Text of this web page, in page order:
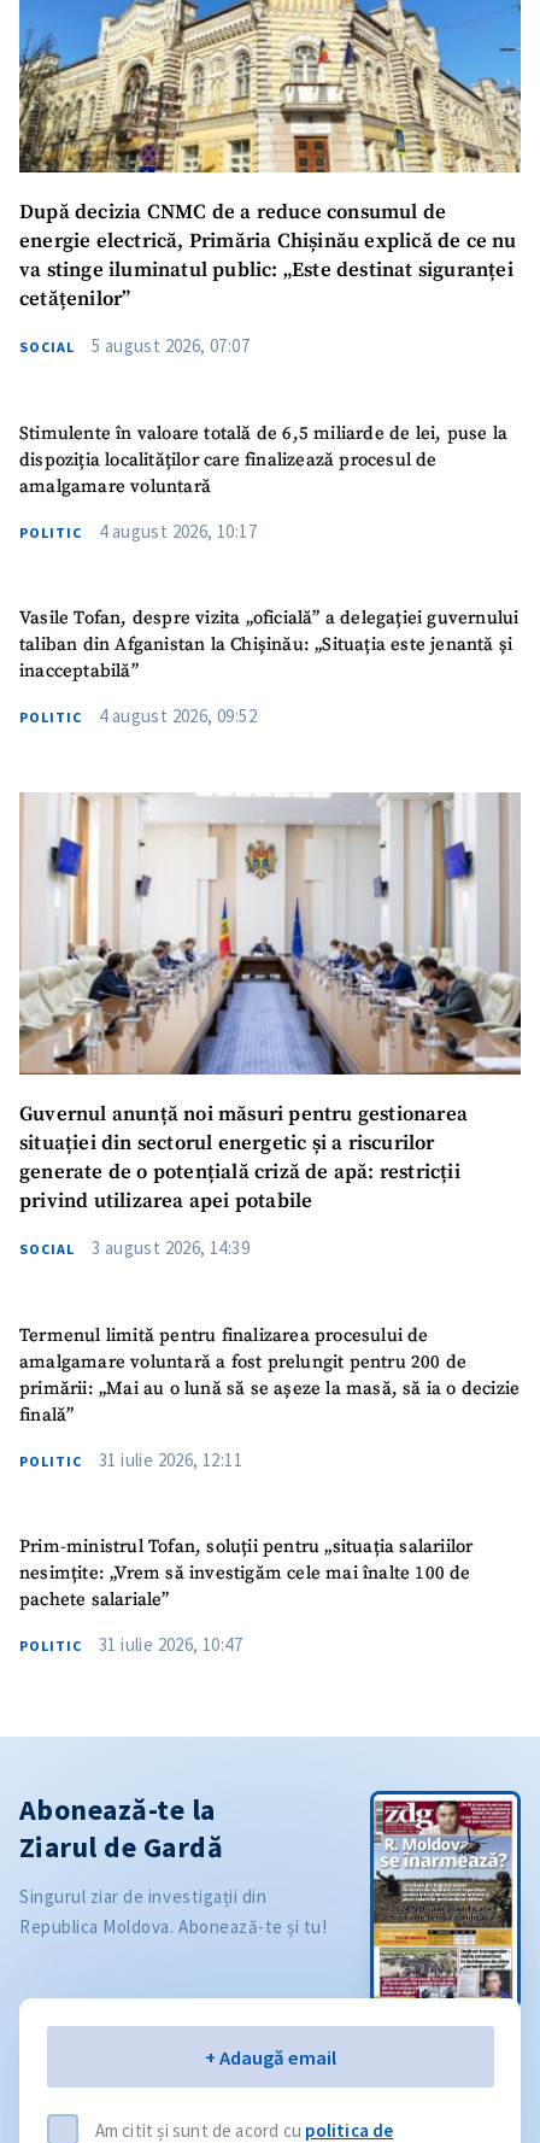
După decizia CNMC de a reduce consumul de
energie electrică, Primăria Chișinău explică de ce nu
va stinge iluminatul public: „Este destinat siguranței
cetățenilor”
SOCIAL 5 august 2026, 07:07
Stimulente în valoare totală de 6,5 miliarde de lei, puse la
dispoziția localităților care finalizează procesul de
amalgamare voluntară
POLITIC 4 august 2026, 10:17
Vasile Tofan, despre vizita „oficială” a delegației guvernului
taliban din Afganistan la Chișinău: „Situația este jenantă și
inacceptabilă”
POLITIC 4 august 2026, 09:52
Guvernul anunță noi măsuri pentru gestionarea
situației din sectorul energetic și a riscurilor
generate de o potențială criză de apă: restricții
privind utilizarea apei potabile
SOCIAL 3 august 2026, 14:39
Termenul limită pentru finalizarea procesului de
amalgamare voluntară a fost prelungit pentru 200 de
primării: „Mai au o lună să se așeze la masă, să ia o decizie
finală”
POLITIC 31 iulie 2026, 12:11
Prim-ministrul Tofan, soluții pentru „situația salariilor
nesimțite: „Vrem să investigăm cele mai înalte 100 de
pachete salariale”
POLITIC 31 iulie 2026, 10:47
Abonează-te la
Ziarul de Gardă
Singurul ziar de investigații din
Republica Moldova. Abonează-te și tu!
+ Adaugă email
Am citit și sunt de acord cu politica de